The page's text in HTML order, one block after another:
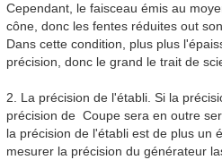
Cependant, le faisceau émis au
cône, donc les fentes réduites out
Dans cette condition, plus plus
précision, donc le grand le trait de
2. La précision de l'établi. Si la
précision de Coupe sera en outre
la précision de l'établi est de plus un
mesurer la précision du générateur